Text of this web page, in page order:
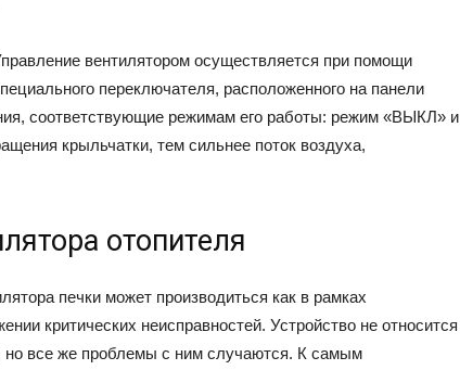
вентилятором осуществляется при помощи
переключателя, расположенного на панели
соответствующие режимам его работы: режим «ВЫКЛ» и
крыльчатки, тем сильнее поток воздуха,
отопителя
печки может производиться как в рамках
критических неисправностей. Устройство не относится
но все же проблемы с ним случаются. К самым